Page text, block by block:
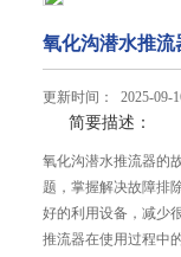
氧化沟潜水推
更新时间： 2025-09-
简要描述：
氧化沟潜水推流器的
题，掌握解决故障排
好的利用设备，减少
推流器在使用过程中